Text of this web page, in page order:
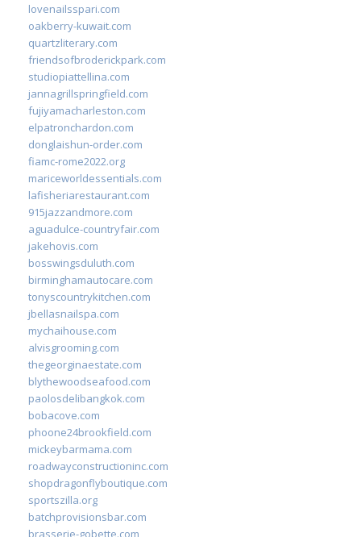
lovenailsspari.com
oakberry-kuwait.com
quartzliterary.com
friendsofbroderickpark.com
studiopiattellina.com
jannagrillspringfield.com
fujiyamacharleston.com
elpatronchardon.com
donglaishun-order.com
fiamc-rome2022.org
mariceworldessentials.com
lafisheriarestaurant.com
915jazzandmore.com
aguadulce-countryfair.com
jakehovis.com
bosswingsduluth.com
birminghamautocare.com
tonyscountrykitchen.com
jbellasnailspa.com
mychaihouse.com
alvisgrooming.com
thegeorginaestate.com
blythewoodseafood.com
paolosdelibangkok.com
bobacove.com
phoone24brookfield.com
mickeybarmama.com
roadwayconstructioninc.com
shopdragonflyboutique.com
sportszilla.org
batchprovisionsbar.com
brasserie-gobette.com